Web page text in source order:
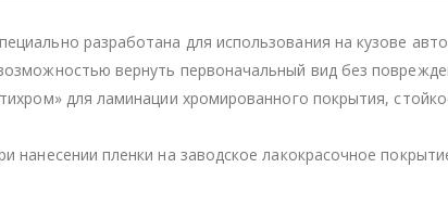
разработана для использования на кузове
вернуть первоначальный вид без
для ламинации хромированного покрытия,
пленки на заводское лакокрасочное